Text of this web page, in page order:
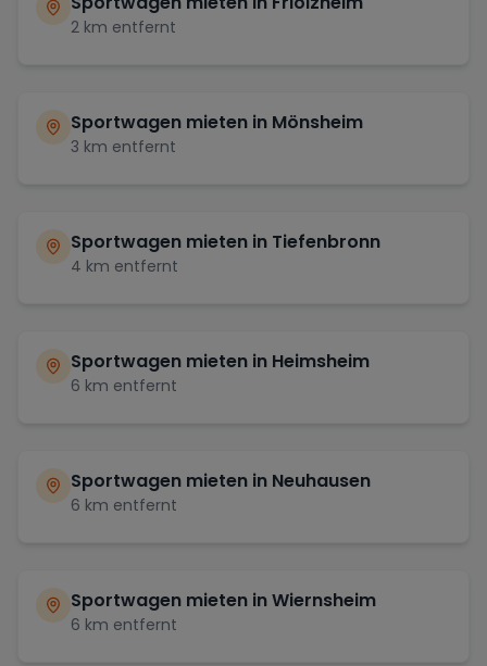
2 km entfernt
Sportwagen mieten in Mönsheim
3 km entfernt
Sportwagen mieten in Tiefenbronn
4 km entfernt
Sportwagen mieten in Heimsheim
6 km entfernt
Sportwagen mieten in Neuhausen
6 km entfernt
Sportwagen mieten inWiernsheim
6 km entfernt